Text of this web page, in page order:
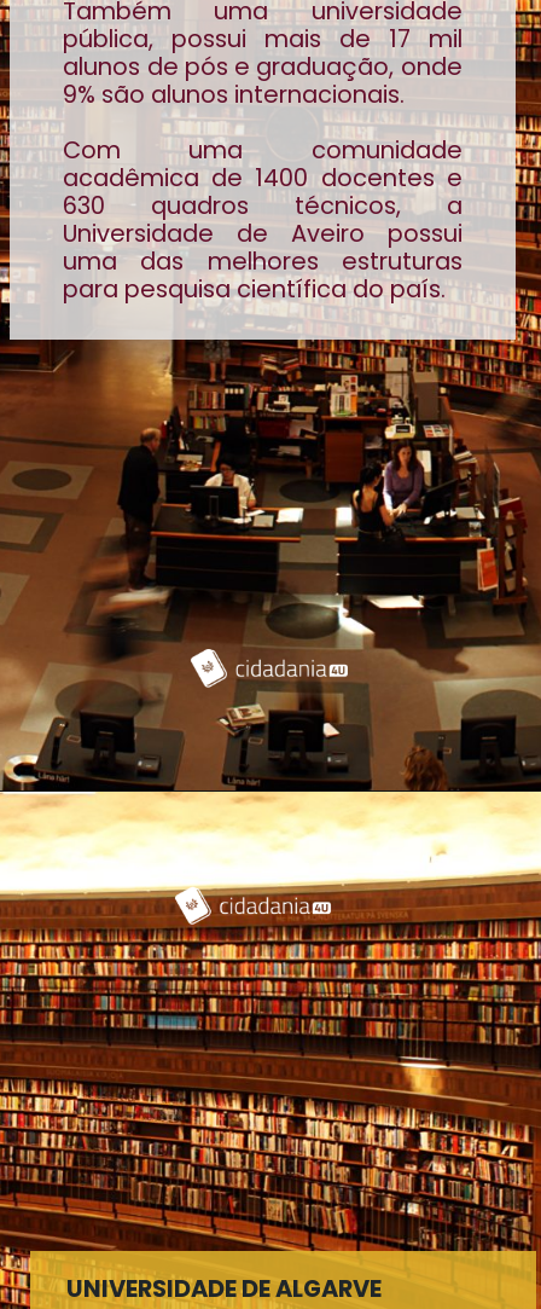
Também uma universidade
pública, possui mais de 17 mil
alunos de pós e graduação, onde
9% são alunos internacionais.
Com uma comunidade
acadêmica de 1400 docentes e
630 quadros técnicos, a
Universidade de Aveiro possui
uma das melhores estruturas
para pesquisa científica do país.
UNIVERSIDADE DE ALGARVE